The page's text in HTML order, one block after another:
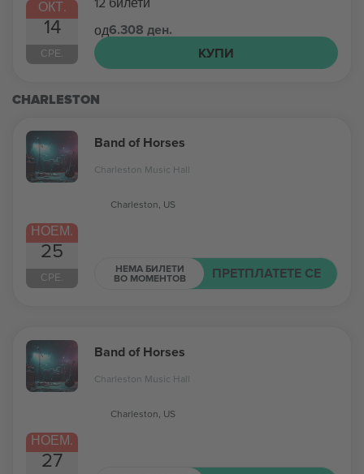
ОКТ.
14
СРЕ.
од6.308 ден.
КУПИ
CHARLESTON
НОЕМ.
25
СРЕ.
Band of Horses
Charleston Music Hall
Charleston, US
НЕМА БИЛЕТИ
ВО МОМЕНТОВ ПРЕТПЛАТЕТЕ СЕ
НОЕМ.
27
Band of Horses
Charleston Music Hall
Charleston, US